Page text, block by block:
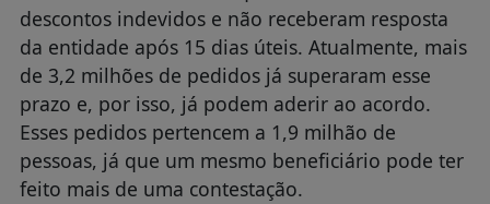
descontos indevidos e não receberam resposta
da entidade após 15 dias úteis. Atualmente, mais
de 3,2 milhões de pedidos já superaram esse
prazo e, por isso, já podem aderir ao acordo.
Esses pedidos pertencem a 1,9 milhão de
pessoas, já que um mesmo beneficiário pode ter
feito mais de uma contestação.